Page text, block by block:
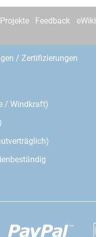
Feedback eWiki
/ Zertifizierungen
/ Windkraft)